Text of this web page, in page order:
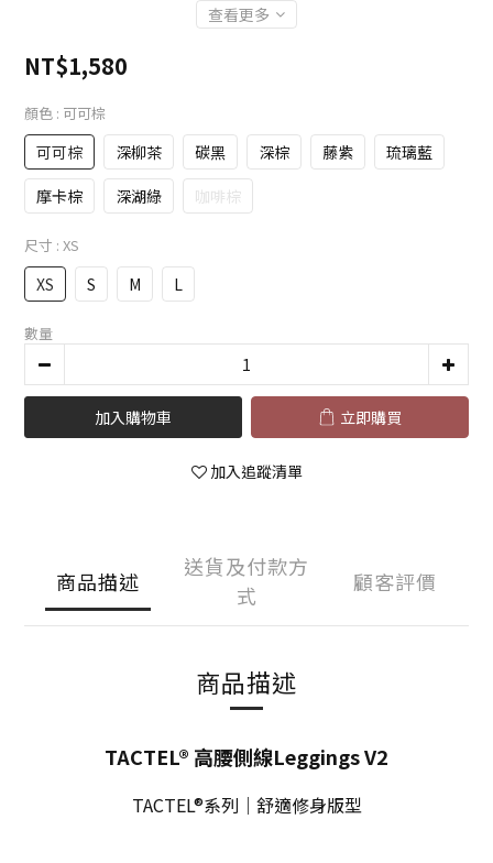
查看更多
NT$1,580
顏色 : 可可棕
可可棕 深柳茶 碳黑 深棕 藤紫
琉璃藍
摩卡棕
深湖綠 咖啡棕
尺寸 : XS
XS S M L
數量
加入購物車 立即購買
加入追蹤清單
商品描述
送貨及付款方
式
顧客評價
商品描述
TACTEL® 高腰側線Leggings V2
TACTEL®系列｜舒適修身版型